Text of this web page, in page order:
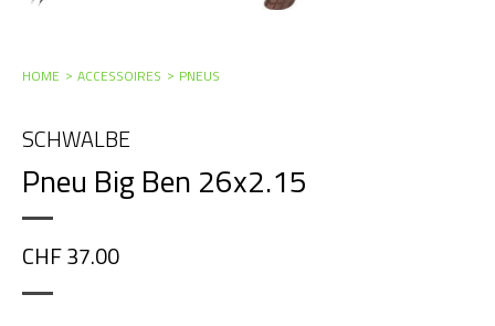
HOME ACCESSOIRES PNEUS
SCHWALBE
Pneu Big Ben 26x2.15
CHF 37.00